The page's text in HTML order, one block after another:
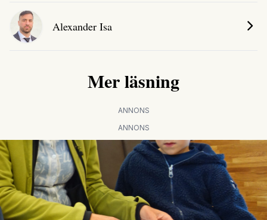
Alexander Isa
Mer läsning
ANNONS
ANNONS